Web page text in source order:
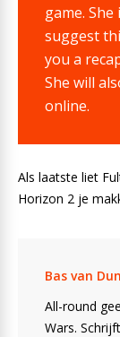
game.
suggest
you a
She will
online.
Als laatste liet
Horizon 2 je
Bas van Dun
All-round
Wars.